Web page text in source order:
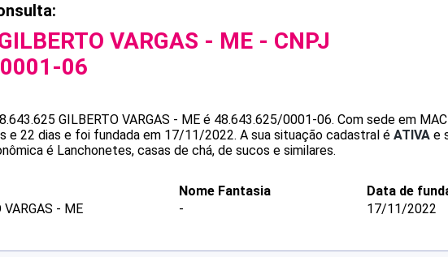
VARGAS - ME - CNPJ
06
GILBERTO VARGAS - ME é 48.643.625/0001-06. Com sede em
e 22 dias e foi fundada em 17/11/2022. A sua situação cadastral é ATIVA e
é Lanchonetes, casas de chá, de sucos e similares.
- ME
Nome Fantasia
-
Data de
17/11/2022